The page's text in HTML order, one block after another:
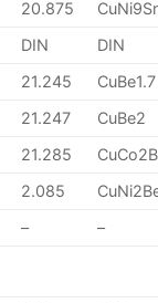
20.875
DIN
DIN
21.245
CuBe1.7
21.247
CuBe2
21.285
2.085
– –